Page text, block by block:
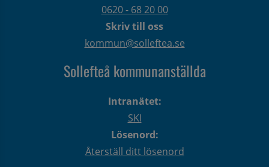
0620 - 68 20 00
Skriv till oss
kommun@solleftea.se
Sollefteå kommunanställda
Intranätet:
SKI
Lösenord:
Återställ ditt lösenord